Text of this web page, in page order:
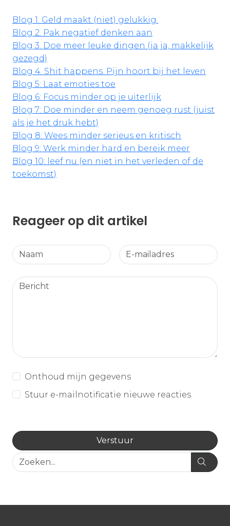
Blog 1. Geld maakt (niet) gelukkig.
Blog 2. Pak negatief denken aan
Blog 3. Doe meer leuke dingen (ja ja, makkelijk
gezegd)
Blog 4. Shit happens. Pijn hoort bij het leven
Blog 5: Laat emoties toe
Blog 6: Focus minder op je uiterlijk
Blog 7: Doe minder en neem genoeg rust (juist
als je het druk hebt)
Blog 8: Wees minder serieus en kritisch
Blog 9: Werk minder hard en bereik meer
Blog 10: leef nu (en niet in het verleden of de
toekomst)
Reageer op dit artikel
Onthoud mijn gegevens
Stuur e-mailnotificatie nieuwe reacties